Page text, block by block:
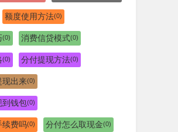
额度使用方法(0)
(0) 消费信贷模式(0)
(0) 分付提现方法(0)
现出来(0)
到钱包(0)
续费吗(0) 分付怎么取现金(0)